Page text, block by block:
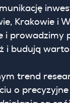
Krakowie i
i prowadzimy
i budują
trend
o